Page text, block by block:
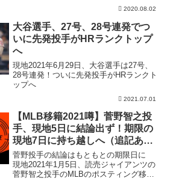
2020.08.02
大谷選手、27号、28号連発でつ
いに先発投手がHRランクトップ
へ
現地2021年6月29日、大谷選手は27号、
28号連発！ついに先発投手がHRランクト
ップへ
2021.07.01
【MLB移籍2021噂】菅野智之投
手、現地5日に結論出ず！期限の
現地7日に持ち越しへ（追記あ
り）
菅野投手の結論はもともとの期限日に
現地2021年1月5日、読売ジャイアンツの
菅野智之投手のMLBのポスティング移籍